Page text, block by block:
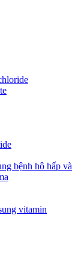
bệnh hô hấp và
vitamin